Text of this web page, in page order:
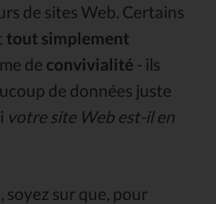
de sites Web. Certains
tout simplement
de convivialité - ils
de données juste
votre site Web est-il en
sur que, pour